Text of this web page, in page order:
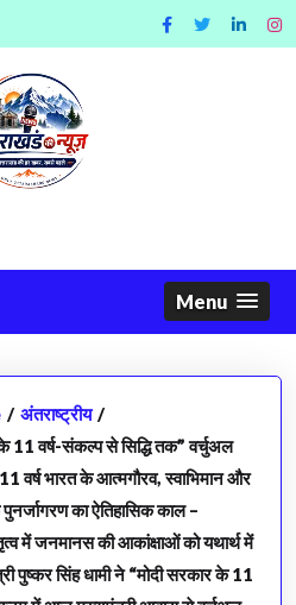
Menu
/ अंतराष्ट्रीय /
11 वर्ष-संकल्प से सिद्धि तक” वर्चुअल
वर्ष भारत के आत्मगौरव, स्वाभिमान और
पुनर्जागरण का ऐतिहासिक काल –
में जनमानस की आकांक्षाओं को यथार्थ में
पुष्कर सिंह धामी ने “मोदी सरकार के 11